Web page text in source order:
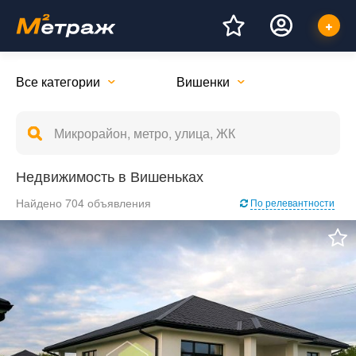
Все категории Вишенки
Недвижимость в Вишеньках
Найдено 704 объявления По релевантности